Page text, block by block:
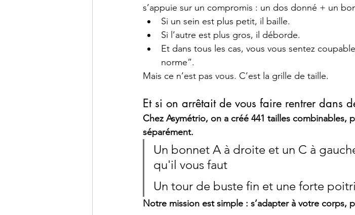
s’appuie sur un compromis : un dos donné + un
Si un sein est plus petit, il baille.
Si l’autre est plus gros, il déborde.
Et dans tous les cas, vous vous sentez
norme”.
Mais ce n’est pas vous. C’est la grille de taille.
Et si on arrêtait de vous faire rentrer dans
Chez Asymétrio, on a créé 441 tailles
séparément.
Un bonnet A à droite et un C à
qu'il vous faut
Un tour de buste fin et une forte
Notre mission est simple : s’adapter à votre corps,